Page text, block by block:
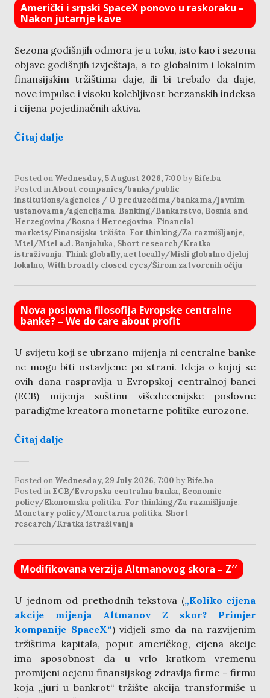
Američki i srpski SpaceX ponovo u raskoraku –
Nakon jutarnje kave
Sezona godišnjih odmora je u toku, isto kao i sezona
objave godišnjih izvještaja, a to globalnim i lokalnim
finansijskim tržištima daje, ili bi trebalo da daje,
nove impulse i visoku kolebljivost berzanskih indeksa
i cijena pojedinačnih aktiva.
Čitaj dalje
Posted on Wednesday, 5 August 2026, 7:00 by Bife.ba
Posted inAbout companies/banks/public
institutions/agencies / O preduzećima/bankama/javnim
ustanovama/agencijama, Banking/Bankarstvo, Bosnia and
Herzegovina/Bosna i Hercegovina, Financial
markets/Finansijska tržišta, For thinking/Za razmišljanje,
Mtel/Mtel a.d. Banjaluka, Short research/Kratka
istraživanja, Think globally, act locally/Misli globalno djeluj
lokalno, With broadly closed eyes/Širom zatvorenih očiju
Nova poslovna filosofija Evropske centralne
banke? – We do care about profit
U svijetu koji se ubrzano mijenja ni centralne banke
ne mogu biti ostavljene po strani. Ideja o kojoj se
ovih dana raspravlja u Evropskoj centralnoj banci
(ECB) mijenja suštinu višedecenijske poslovne
paradigme kreatora monetarne politike eurozone.
Čitaj dalje
Posted on Wednesday, 29 July 2026, 7:00 by Bife.ba
Posted in ECB/Evropska centralna banka, Economic
policy/Ekonomska politika, For thinking/Za razmišljanje,
Monetary policy/Monetarna politika, Short
research/Kratka istraživanja
Modifikovana verzija Altmanovog skora – Z′′
U jednom od prethodnih tekstova („Koliko cijena
akcije mijenja Altmanov Z skor? Primjer
kompanije SpaceX“) vidjeli smo da na razvijenim
tržištima kapitala, poput američkog, cijena akcije
ima sposobnost da u vrlo kratkom vremenu
promijeni ocjenu finansijskog zdravlja firme – firmu
koja „juri u bankrot“ tržište akcija transformiše u